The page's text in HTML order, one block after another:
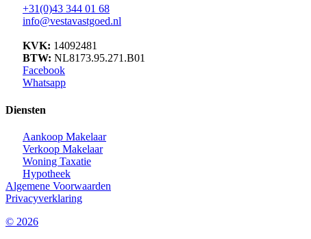
+31(0)43 344 01 68
info@vestavastgoed.nl
KVK: 14092481
BTW: NL8173.95.271.B01
Facebook
Whatsapp
Diensten
Aankoop Makelaar
Verkoop Makelaar
Woning Taxatie
Hypotheek
Algemene Voorwaarden
Privacyverklaring
© 2026